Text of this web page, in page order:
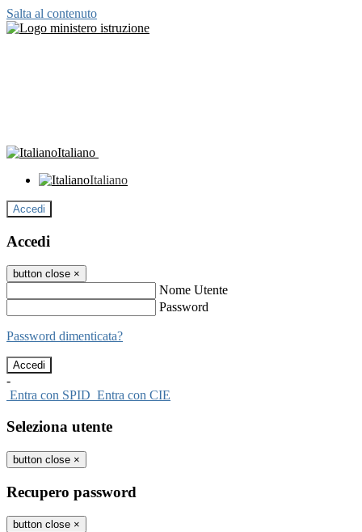
Salta al contenuto
Italiano
Italiano
Accedi
Accedi
button close ×
Nome Utente
Password
Password dimenticata?
-
Entra con SPID Entra con CIE
Seleziona utente
button close ×
Recupero password
button close ×